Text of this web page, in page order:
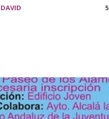
contraste con el que
natural y
que recuerda a un
la silueta de una
e historia. El verde,
es el elemento que
y natural del
DAVID